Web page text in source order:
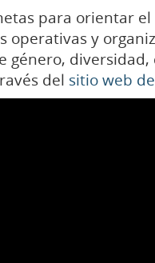
para orientar
operativas y
género,
del sitio web